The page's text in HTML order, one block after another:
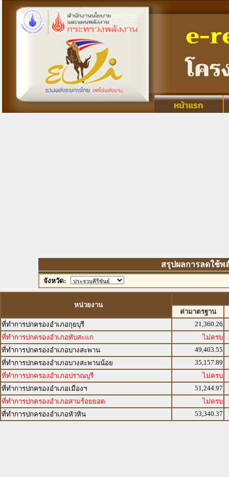
สรุปผลการลดใช้พลัง
จังหวัด:
หน่วยงาน
ค่ามาตรฐาน
ที่ทำการปกครองอำเภอกุยบุรี
21,360.26
ที่ทำการปกครองอำเภอทับสะแก
ไม่ครบ
ที่ทำการปกครองอำเภอบางสะพาน
49,403.55
ที่ทำการปกครองอำเภอบางสะพานน้อย
35,157.89
ที่ทำการปกครองอำเภอปราณบุรี
ไม่ครบ
ที่ทำการปกครองอำเภอเมืองฯ
51,244.97
ที่ทำการปกครองอำเภอสามร้อยยอด
ไม่ครบ
ที่ทำการปกครองอำเภอหัวหิน
53,340.37